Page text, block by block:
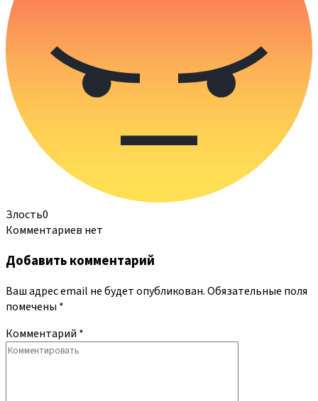
Злость0
Комментариев нет
Добавить комментарий
Ваш адрес email не будет опубликован.Обязательные поля
помечены *
Комментарий *